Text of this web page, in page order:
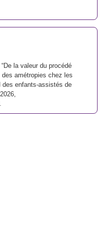
la valeur du procédé
amétropies chez les
des enfants-assistés de